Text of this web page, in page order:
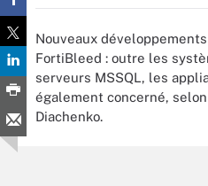
Nouveaux
FortiBleed : outre les
serveurs MSSQL, les
également concerné,
Diachenko.